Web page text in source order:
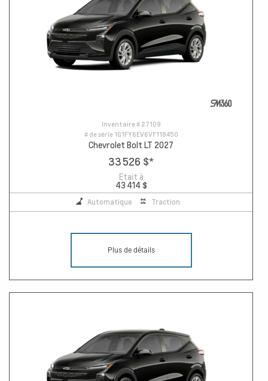
Inventaire # 27109
# de série 1G1FY6EV6VF118450
Chevrolet Bolt LT 2027
33 526 $*
Etait à
43 414 $
Automatique Traction
Plus de détails